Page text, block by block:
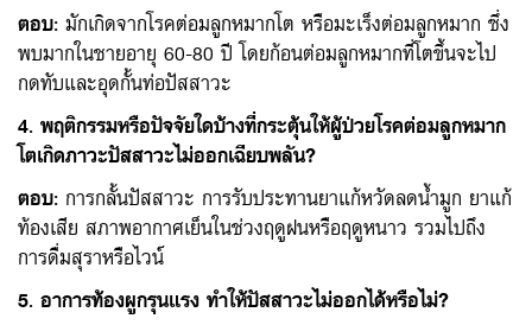
ตอบ: มักเกิดจากโรคต่อมลูกหมากโต หรือมะเร็งต่อมลูกหมาก ซึ่ง
พบมากในชายอายุ 60-80 ปี โดยก้อนต่อมลูกหมากที่โตขึ้นจะไป
กดทับและอุดกั้นท่อปัสสาวะ
4. พฤติกรรมหรือปัจจัยใดบ้างที่กระตุ้นให้ผู้ป่วยโรคต่อมลูกหมาก
โตเกิดภาวะปัสสาวะไม่ออกเฉียบพลัน?
ตอบ: การกลั้นปัสสาวะ การรับประทานยาแก้หวัดลดน้ำมูก ยาแก้
ท้องเสีย สภาพอากาศเย็นในช่วงฤดูฝนหรือฤดูหนาว รวมไปถึง
การดื่มสุราหรือไวน์
5. อาการท้องผูกรุนแรง ทำให้ปัสสาวะไม่ออกได้หรือไม่?